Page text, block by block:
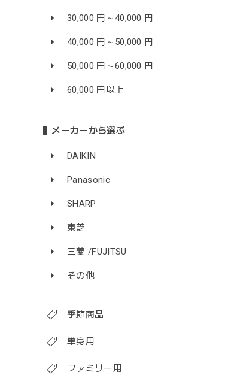
30,000 円～40,000 円
40,000 円～50,000 円
50,000 円～60,000 円
60,000 円以上
メーカーから選ぶ
DAIKIN
Panasonic
SHARP
東芝
三菱 /FUJITSU
その他
季節商品
単身用
ファミリー用